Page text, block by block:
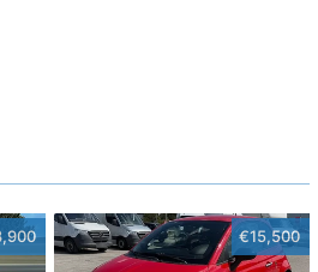
€15,500